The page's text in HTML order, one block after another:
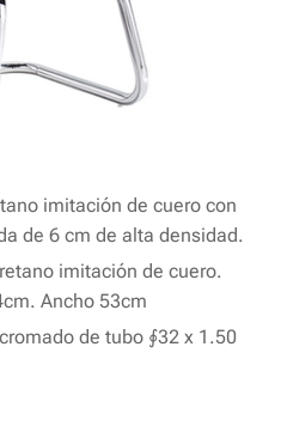
imitación de cuero con
de 6 cm de alta densidad.
imitación de cuero.
Ancho 53cm
de tubo ∮32 x 1.50